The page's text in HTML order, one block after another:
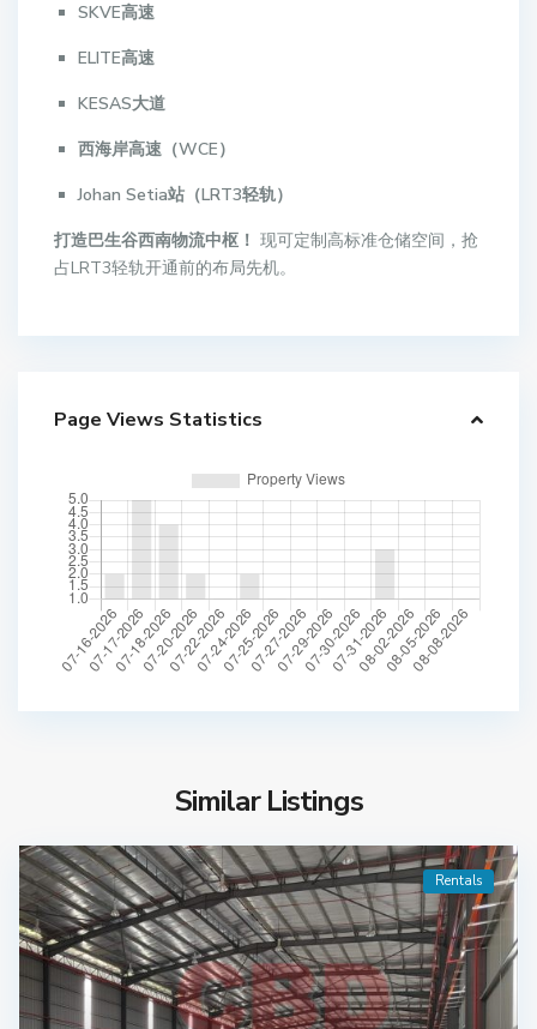
SKVE高速
ELITE高速
KESAS大道
西海岸高速（WCE）
Johan Setia站（LRT3轻轨）
打造巴生谷西南物流中枢！ 现可定制高标准仓储空间，抢
占LRT3轻轨开通前的布局先机。
Page Views Statistics
Similar Listings
Rentals